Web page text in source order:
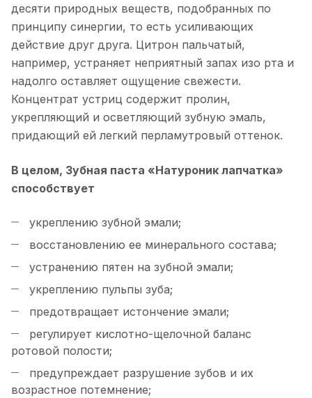
десяти природных веществ, подобранных по
принципу синергии, то есть усиливающих
действие друг друга. Цитрон пальчатый,
например, устраняет неприятный запах изо рта и
надолго оставляет ощущение свежести.
Концентрат устриц содержит пролин,
укрепляющий и осветляющий зубную эмаль,
придающий ей легкий перламутровый оттенок.
В целом, Зубная паста «Натуроник лапчатка»
способствует
укреплению зубной эмали;
восстановлению ее минерального состава;
устранению пятен на зубной эмали;
укреплению пульпы зуба;
предотвращает истончение эмали;
регулирует кислотно-щелочной баланс
ротовой полости;
предупреждает разрушение зубов и их
возрастное потемнение;